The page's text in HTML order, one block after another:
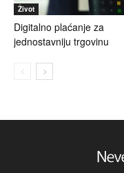
Život
Digitalno plaćanje za
jednostavniju trgovinu